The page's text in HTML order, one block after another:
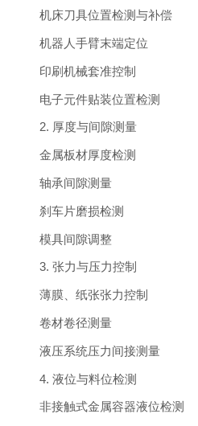
机床刀具位置检测与补偿
机器人手臂末端定位
印刷机械套准控制
电子元件贴装位置检测
2. 厚度与间隙测量
金属板材厚度检测
轴承间隙测量
刹车片磨损检测
模具间隙调整
3. 张力与压力控制
薄膜、纸张张力控制
卷材卷径测量
液压系统压力间接测量
4. 液位与料位检测
非接触式金属容器液位检测